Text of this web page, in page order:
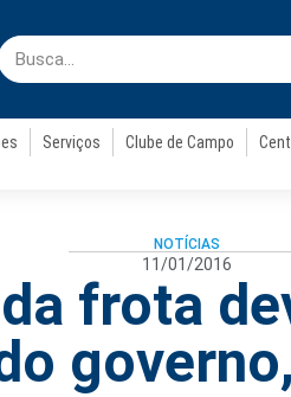
Serviços Clube de Campo
NOTÍCIAS
11/01/2016
frota